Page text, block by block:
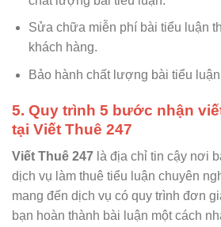
Sửa chữa miễn phí bài tiểu luận
khách hàng.
Bảo hành chất lượng bài tiểu
5. Quy trình 5 bước nhận
tại Viết Thuê 247
Viết Thuê 247 là địa chỉ tin cậy nơi
dịch vụ làm thuê tiểu luận chuyên
mang đến dịch vụ có quy trình đơn
bạn hoàn thành bài luận một cách